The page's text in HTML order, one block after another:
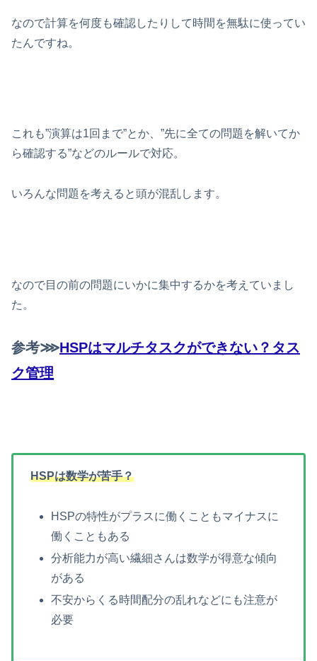
なので計算を何度も確認したりして時間を無駄に使ってい
たんですね。
これも”演算は1回まで”とか、”先に全ての問題を解いてか
ら確認する”などのルールで対応。
いろんな問題を考えると頭が混乱します。
なので目の前の問題にいかに集中するかを考えていまし
た。
参考⋙HSPはマルチタスクができない？タス
ク管理
HSPは数学が苦手？
HSPの特性がプラスに働くこともマイナスに
働くこともある
分析能力が高い繊細さんは数学が得意な傾向
がある
不安からくる時間配分の乱れなどにも注意が
必要